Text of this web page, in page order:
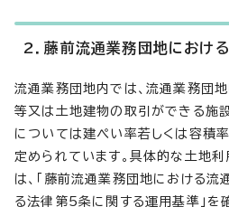
2．藤前流通業務団地におけ
流通業務団地内では、流通業務団
等又は土地建物の取引ができる施
については建ぺい率若しくは容積
定められています。具体的な土地
は、「藤前流通業務団地における
る法律第5条に関する運用基準」を